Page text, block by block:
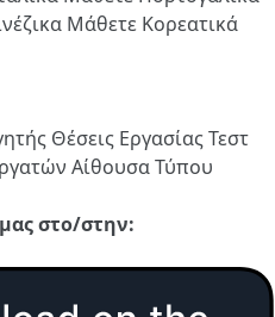
Μάθετε Κορεατικά
Θέσεις ΕργασίαςΤεστ
Αίθουσα Τύπου
στο/στην: